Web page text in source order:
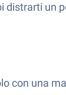
un
con una